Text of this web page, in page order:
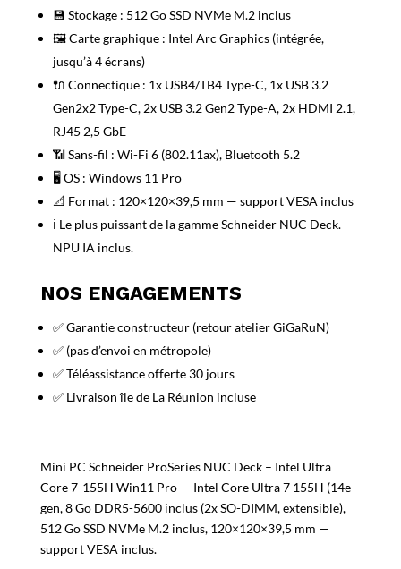
💾 Stockage : 512 Go SSD NVMe M.2 inclus
🖼️ Carte graphique : Intel Arc Graphics (intégrée,
jusqu’à 4 écrans)
🔌 Connectique : 1x USB4/TB4 Type-C, 1x USB 3.2
Gen2x2 Type-C, 2x USB 3.2 Gen2 Type-A, 2x HDMI 2.1,
RJ45 2,5 GbE
📶 Sans-fil : Wi-Fi 6 (802.11ax), Bluetooth 5.2
🖥️ OS : Windows 11 Pro
📐 Format : 120×120×39,5 mm — support VESA inclus
ℹ️ Le plus puissant de la gamme Schneider NUC Deck.
NPU IA inclus.
NOS ENGAGEMENTS
✅ Garantie constructeur (retour atelier GiGaRuN)
✅ (pas d’envoi en métropole)
✅ Téléassistance offerte 30 jours
✅ Livraison île de La Réunion incluse
Mini PC Schneider ProSeries NUC Deck – Intel Ultra
Core 7-155H Win11 Pro — Intel Core Ultra 7 155H (14e
gen, 8 Go DDR5-5600 inclus (2x SO-DIMM, extensible),
512 Go SSD NVMe M.2 inclus, 120×120×39,5 mm —
support VESA inclus.